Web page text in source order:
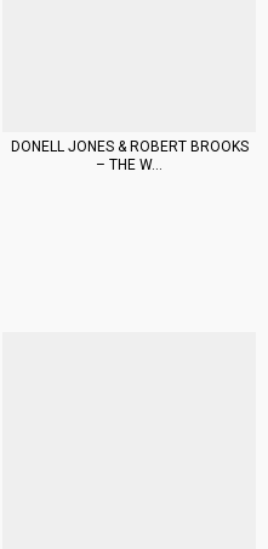
DONELL JONES & ROBERT BROOKS
– THE W...